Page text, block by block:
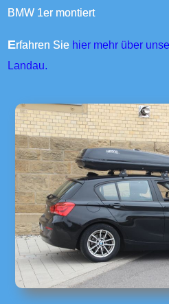
BMW 1er montiert
Erfahren Sie hier mehr über
Landau.